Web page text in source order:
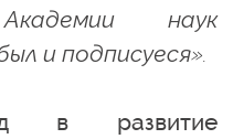
наук
и подписуеся».
в развитие